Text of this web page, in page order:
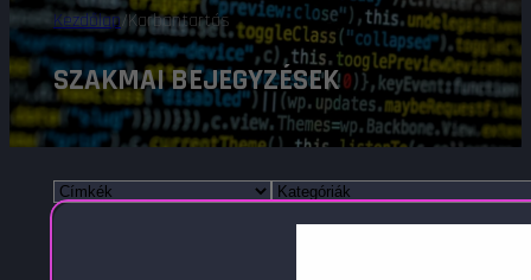
Kezdőlap/Karbantartás
SZAKMAI BEJEGYZÉSEK